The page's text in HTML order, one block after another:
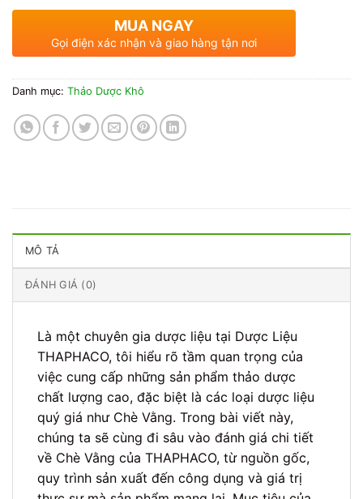
MUA NGAY
Gọi điện xác nhận và giao hàng tận nơi
Danh mục: Thảo Dược Khô
MÔ TẢ
ĐÁNH GIÁ (0)
Là một chuyên gia dược liệu tại Dược Liệu
THAPHACO, tôi hiểu rõ tầm quan trọng của
việc cung cấp những sản phẩm thảo dược
chất lượng cao, đặc biệt là các loại dược liệu
quý giá như Chè Vằng. Trong bài viết này,
chúng ta sẽ cùng đi sâu vào đánh giá chi tiết
về Chè Vằng của THAPHACO, từ nguồn gốc,
quy trình sản xuất đến công dụng và giá trị